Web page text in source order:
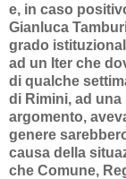
e, in caso
Gianluca
grado
ad un Iter che
di qualche
di Rimini, ad
argomento,
genere
causa della
che Comune,